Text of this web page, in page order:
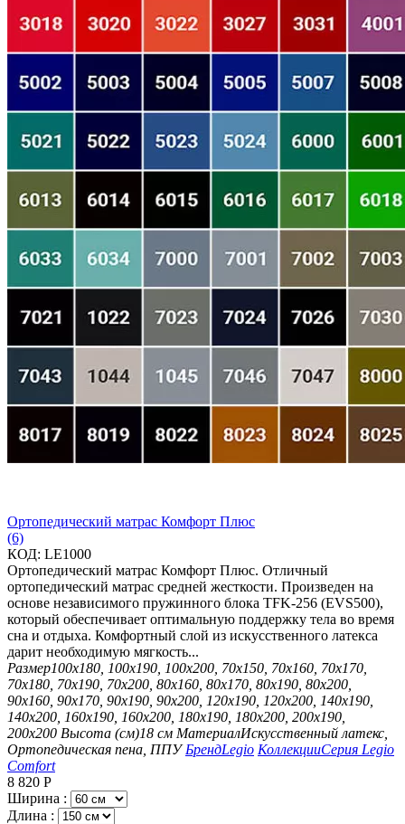
Ортопедический матрас Комфорт Плюс
(6)
КОД: LE1000
Ортопедический матрас Комфорт Плюс. Отличный
ортопедический матрас средней жесткости. Произведен на
основе независимого пружинного блока TFK-256 (EVS500),
который обеспечивает оптимальную поддержку тела во время
сна и отдыха. Комфортный слой из искусственного латекса
дарит необходимую мягкость...
Размер100х180, 100х190, 100х200, 70х150, 70х160, 70х170,
70х180, 70х190, 70х200, 80х160, 80х170, 80х190, 80х200,
90х160, 90х170, 90х190, 90х200, 120х190, 120х200, 140х190,
140х200, 160х190, 160х200, 180х190, 180х200, 200х190,
200х200 Высота (см)18 см МатериалИскусственный латекс,
Ортопедическая пена, ППУ БрендLegio КоллекцииСерия Legio
Comfort
8 820 Р
Ширина :
Длина :